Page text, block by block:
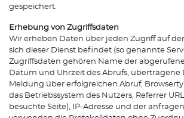
gespeichert.
Erhebung von Zugriffsdaten
Wir erheben Daten über jeden Zugriff auf
sich dieser Dienst befindet (so genannte
Zugriffsdaten gehören Name der
Datum und Uhrzeit des Abrufs, übertragene
Meldung über erfolgreichen Abruf,
das Betriebssystem des Nutzers, Referrer
besuchte Seite), IP-Adresse und der